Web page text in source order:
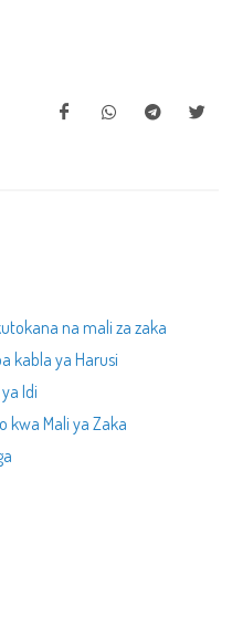
na mali za zaka
kabla ya Harusi
Idi
kwa Mali ya Zaka